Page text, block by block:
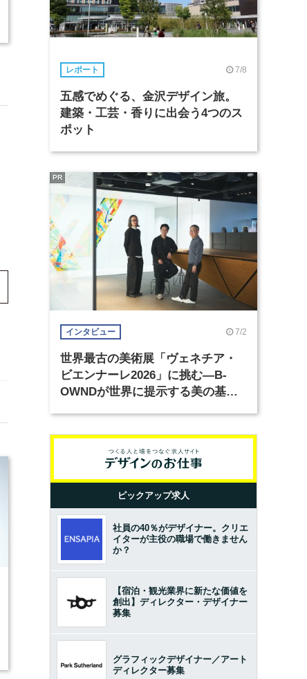
レポート 7/8
五感でめぐる、金沢デザイン旅。
建築・工芸・香りに出会う4つのス
ポット
インタビュー 7/2
世界最古の美術展「ヴェネチア・
ビエンナーレ2026」に挑む―B-
OWNDが世界に提示する美の基準
PR
ピックアップ求人
社員の40％がデザイナー。クリエ
イターが主役の職場で働きません
か？
【宿泊・観光業界に新たな価値を
創出】ディレクター・デザイナー
募集
グラフィックデザイナー／アート
ディレクター募集